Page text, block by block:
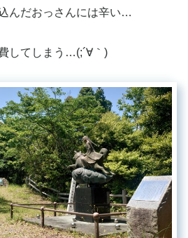
んだおっさんには辛い…
してしまう…(;´∀｀)